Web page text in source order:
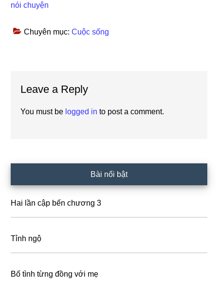
nói chuyện
Chuyên mục:Cuộc sống
Interactions
Leave a Reply
You must be logged in to post a comment.
Sidebar
Bài nổi bật
Hai lần cập bến chương 3
Tỉnh ngộ
Bố tình từng đồng với mẹ